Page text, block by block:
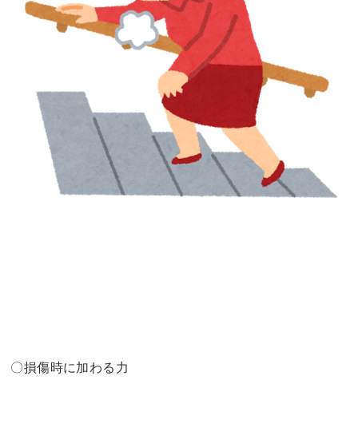
〇損傷時に加わる力